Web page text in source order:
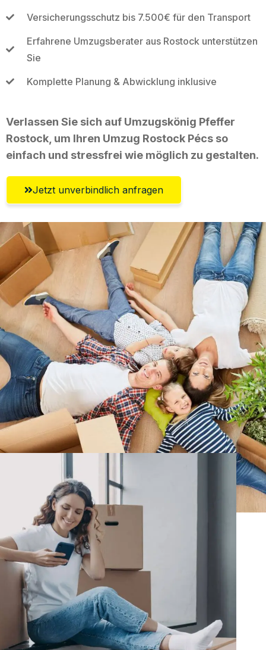
Versicherungsschutz bis 7.500€ für den Transport
Erfahrene Umzugsberater aus Rostock unterstützen
Sie
Komplette Planung & Abwicklung inklusive
Verlassen Sie sich auf Umzugskönig Pfeffer
Rostock, um Ihren Umzug Rostock Pécs so
einfach und stressfrei wie möglich zu gestalten.
Jetzt unverbindlich anfragen